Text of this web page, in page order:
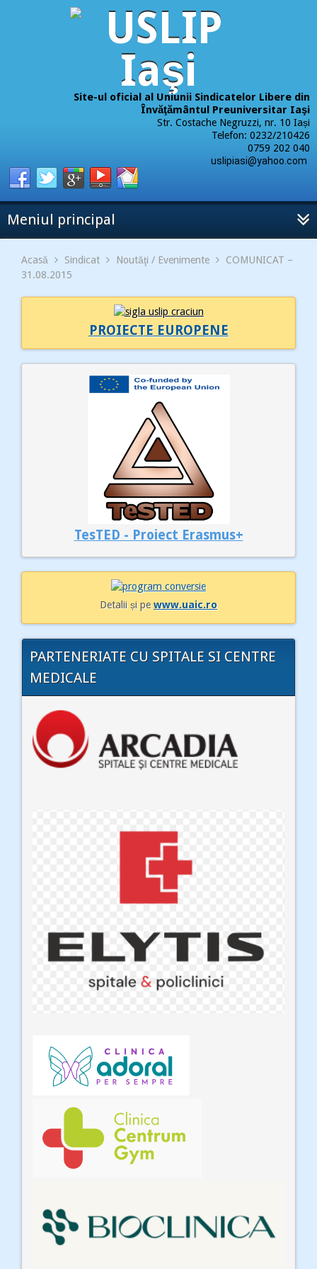
Site-ul oficial al Uniunii Sindicatelor Libere din
Învăţământul Preuniversitar Iaşi
Str. Costache Negruzzi, nr. 10 Iași
Telefon: 0232/210426
0759 202 040
uslipiasi@yahoo.com
Meniul principal
Acasă Sindicat Noutăţi / Evenimente
COMUNICAT –
31.08.2015
PROIECTE EUROPENE
TesTED - Proiect Erasmus+
Detalii și pewww.uaic.ro
PARTENERIATE CU SPITALE SI CENTRE
MEDICALE